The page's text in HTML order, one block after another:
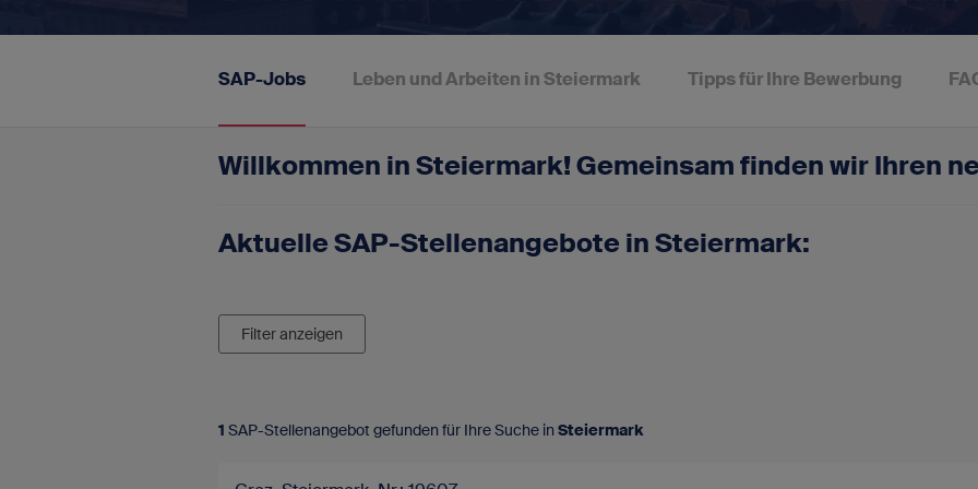
SAP-Portale
Newsletter
FAQ - Fragen und Antworten
Vakanz anbieten
SAP-Jobs Leben und Arbeiten in Steiermark Tipps für Ihre Bewerbung
Willkommen in Steiermark! Gemeinsam finden wirIhren
Aktuelle SAP-Stellenangebote in Steiermark:
Filter anzeigen
1 SAP-Stellenangebot gefunden für Ihre Suche inSteiermark